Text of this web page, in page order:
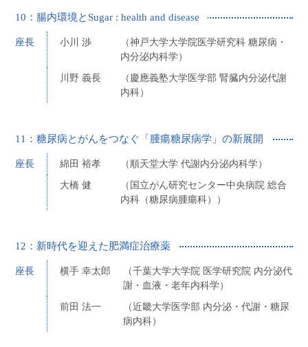
10：腸内環境とSugar : health and disease
座長 小川 渉
（神戸大学大学院医学研究科 糖尿病・
内分泌内科学）
川野 義長
（慶應義塾大学医学部 腎臓内分泌代謝
内科）
11：糖尿病とがんをつなぐ「腫瘍糖尿病学」の新展開
座長 綿田 裕孝 （順天堂大学 代謝内分泌内科学）
大橋 健
（国立がん研究センター中央病院 総合
内科（糖尿病腫瘍科））
12：新時代を迎えた肥満症治療薬
座長 横手 幸太郎
（千葉大学大学院 医学研究院 内分泌代
謝・血液・老年内科学）
前田 法一
（近畿大学医学部 内分泌・代謝・糖尿
病内科）